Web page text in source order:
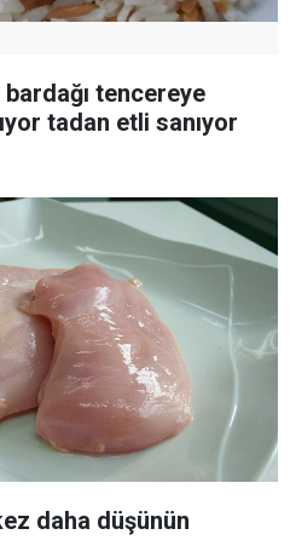
tencereye
tadan etli sanıyor
daha düşünün